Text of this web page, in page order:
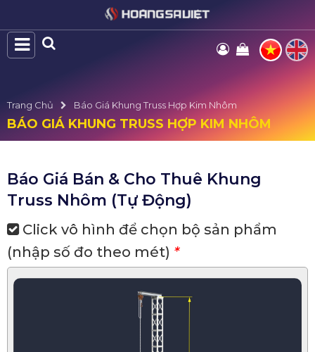
Trang Chủ Báo Giá Khung Truss Hợp Kim Nhôm
BÁO GIÁ KHUNG TRUSS HỢP KIM NHÔM
Báo Giá Bán & Cho Thuê Khung
Truss Nhôm (Tự Động)
Click vô hình để chọn bộ sản phẩm
(nhập số đo theo mét) *